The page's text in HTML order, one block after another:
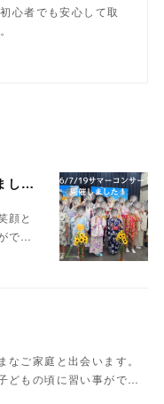
心者でも安心して取
2026サマーコンサート無事終了しました。
顔と
で…
ご家庭と出会います。
どもの頃に習い事がで…